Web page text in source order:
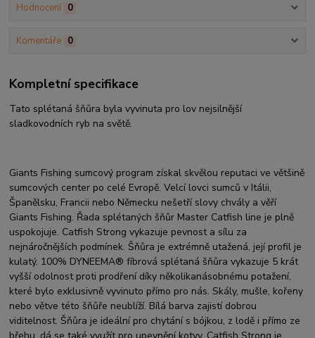
Hodnocení 0
Komentáře 0
Kompletní specifikace
Tato splétaná šňůra byla vyvinuta pro lov nejsilnější
sladkovodních ryb na světě.
Giants Fishing sumcový program získal skvělou reputaci ve většině
sumcových center po celé Evropě. Velcí lovci sumců v Itálii,
Španělsku, Francii nebo Německu nešetří slovy chvály a věří
Giants Fishing. Řada splétaných šňůr Master Catfish line je plně
uspokojuje. Catfish Strong vykazuje pevnost a sílu za
nejnáročnějších podmínek. Šňůra je extrémně utažená, její profil je
kulatý. 100% DYNEEMA® fíbrová splétaná šňůra vykazuje 5 krát
vyšší odolnost proti prodření díky několikanásobnému potažení,
které bylo exklusivně vyvinuto přímo pro nás. Skály, mušle, kořeny
nebo větve této šňůře neublíží. Bílá barva zajistí dobrou
viditelnost. Šňůra je ideální pro chytání s bójkou, z lodě i přímo ze